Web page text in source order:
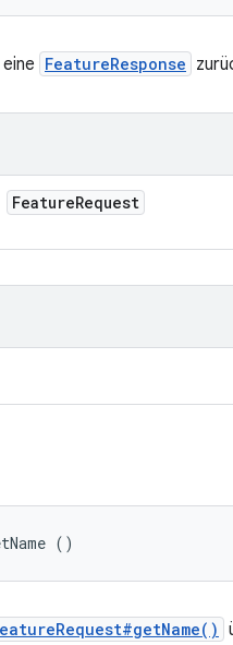
FeatureResponse
FeatureRequest
()